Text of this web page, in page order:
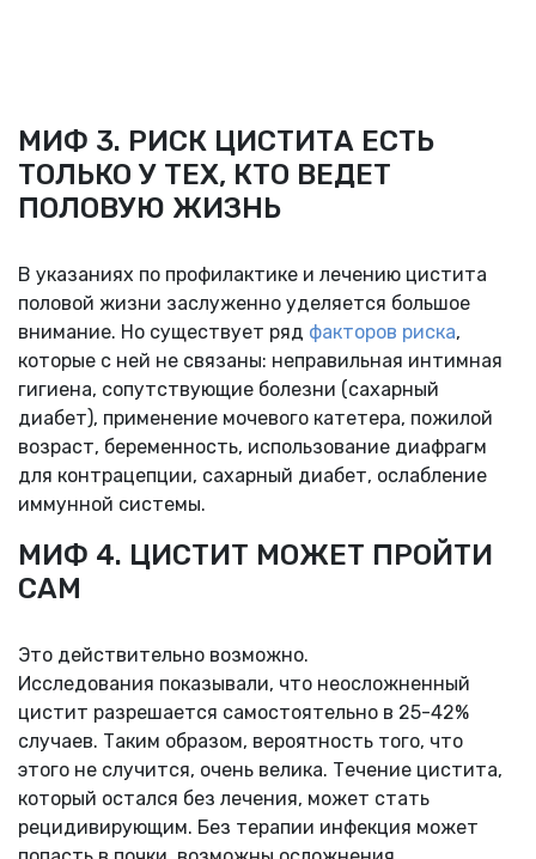
МИФ 3. РИСК ЦИСТИТА ЕСТЬ
ТОЛЬКО У ТЕХ, КТО ВЕДЕТ
ПОЛОВУЮ ЖИЗНЬ
В указаниях по профилактике и лечению цистита
половой жизни заслуженно уделяется большое
внимание. Но существует ряд факторов риска,
которые с ней не связаны: неправильная интимная
гигиена, сопутствующие болезни (сахарный
диабет), применение мочевого катетера, пожилой
возраст, беременность, использование диафрагм
для контрацепции, сахарный диабет, ослабление
иммунной системы.
МИФ 4. ЦИСТИТ МОЖЕТ ПРОЙТИ
САМ
Это действительно возможно.
Исследования показывали, что неосложненный
цистит разрешается самостоятельно в 25-42%
случаев. Таким образом, вероятность того, что
этого не случится, очень велика. Течение цистита,
который остался без лечения, может стать
рецидивирующим. Без терапии инфекция может